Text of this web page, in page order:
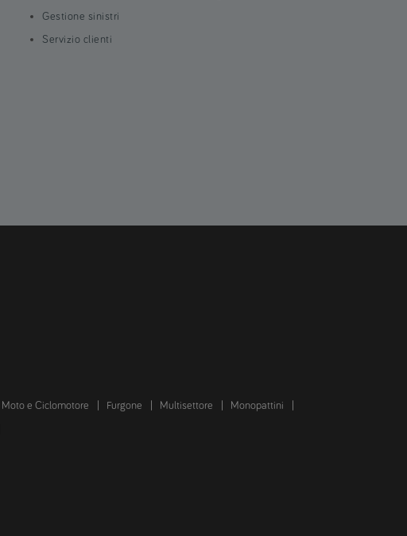
Gestione sinistri
Servizio clienti
Moto e Ciclomotore Furgone Multisettore Monopattini